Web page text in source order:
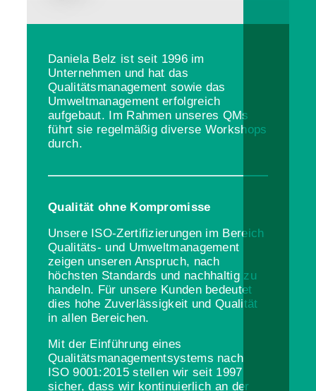
Daniela Belz ist seit 1996 im
Unternehmen und hat das
Qualitätsmanagement sowie das
Umweltmanagement erfolgreich
aufgebaut. Im Rahmen unseres QMs
führt sie regelmäßig diverse Workshops
durch.
Qualität ohne Kompromisse
Unsere ISO-Zertifizierungen im Bereich
Qualitäts- und Umweltmanagement
zeigen unseren Anspruch, nach
höchsten Standards und nachhaltig zu
handeln. Für unsere Kunden bedeutet
dies hohe Zuverlässigkeit und Qualität
in allen Bereichen.
Mit der Einführung eines
Qualitätsmanagementsystems nach
ISO 9001:2015 stellen wir seit 1997
sicher, dass wir kontinuierlich an der